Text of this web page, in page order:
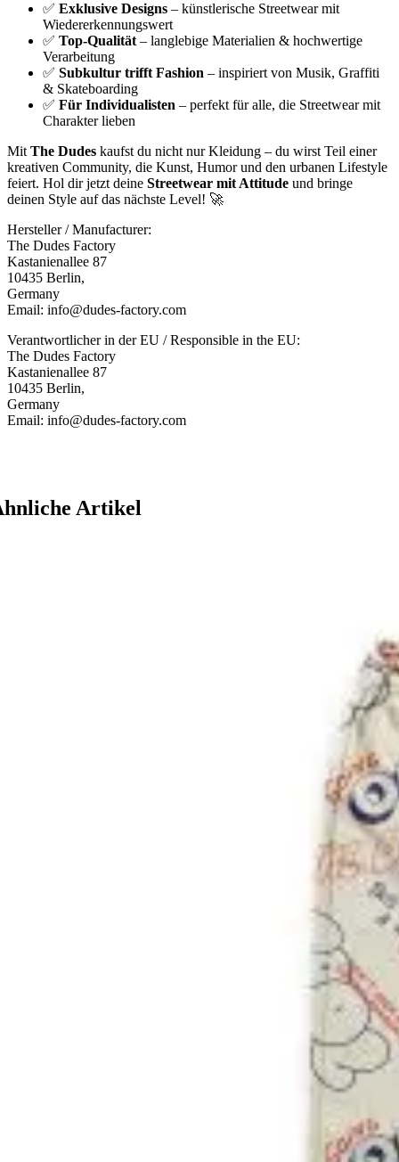
✅ Exklusive Designs – künstlerische Streetwear mit
Wiedererkennungswert
✅ Top-Qualität– langlebige Materialien & hochwertige
Verarbeitung
✅ Subkultur trifft Fashion – inspiriert von Musik, Graffiti
& Skateboarding
✅ Für Individualisten – perfekt für alle, die Streetwear mit
Charakter lieben
MitThe Dudes kaufst du nicht nur Kleidung – du wirst Teil einer
kreativen Community, die Kunst, Humor und den urbanen Lifestyle
feiert. Hol dir jetzt deine Streetwear mit Attitude und bringe
deinen Style auf das nächste Level! 🚀
Hersteller / Manufacturer:
The Dudes Factory
Kastanienallee 87
10435 Berlin,
Germany
Email: info@dudes-factory.com
Verantwortlicher in der EU / Responsible in the EU:
The Dudes Factory
Kastanienallee 87
10435 Berlin,
Germany
Email: info@dudes-factory.com
Artikel